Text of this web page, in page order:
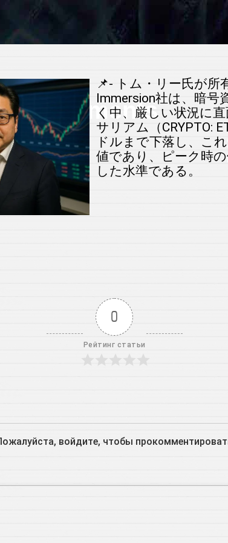
Investments
📌- トム・リー氏が所
Immersion社は、暗号
く中、厳しい状況に
サリアム（CRYPTO:
ドルまで下落し、こ
値であり、ピーク時
した水準である。
0
Рейтинг статьи
войдите, чтобы